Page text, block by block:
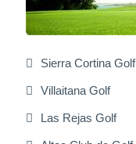
Sierra Cortina Golf
Villaitana Golf
Las Rejas Golf